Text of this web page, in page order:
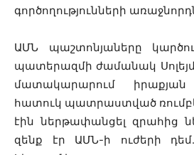
գործողությունների
ԱՄՆ պաշտոնյաները
պատերազմի ժամանակ
մատակարարում
հատուկ պատրաստված
էին ներթափանցել զրահից
զենք էր ԱՄՆ-ի ուժերի